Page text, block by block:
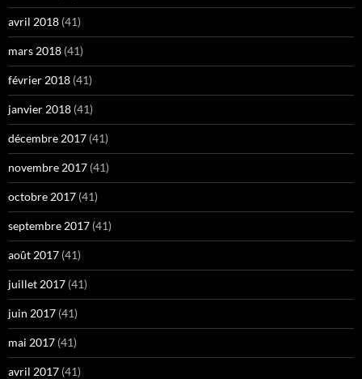
avril 2018 (41)
mars 2018 (41)
février 2018 (41)
janvier 2018 (41)
décembre 2017 (41)
novembre 2017 (41)
octobre 2017 (41)
septembre 2017 (41)
août 2017 (41)
juillet 2017 (41)
juin 2017 (41)
mai 2017 (41)
avril 2017 (41)